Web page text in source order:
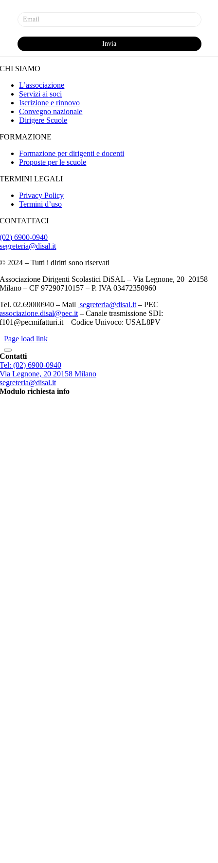
CHI SIAMO
L’associazione
Servizi ai soci
Iscrizione e rinnovo
Convegno nazionale
Dirigere Scuole
FORMAZIONE
Formazione per dirigenti e docenti
Proposte per le scuole
TERMINI LEGALI
Privacy Policy
Termini d’uso
CONTATTACI
(02) 6900-0940
segreteria@disal.it
© 2024 – Tutti i diritti sono riservati
Associazione Dirigenti Scolastici DiSAL – Via Legnone, 20 20158
Milano –CF 97290710157 – P. IVA 03472350960
Tel. 02.69000940 – Mail segreteria@disal.it – PEC
associazione.disal@pec.it –Canale trasmissione SDI:
f101@pecmifatturi.it – Codice Univoco: USAL8PV
Page load link
Contatti
Tel: (02) 6900-0940
Via Legnone, 20 20158 Milano
segreteria@disal.it
Modulo richiesta info
Torna
in
cima